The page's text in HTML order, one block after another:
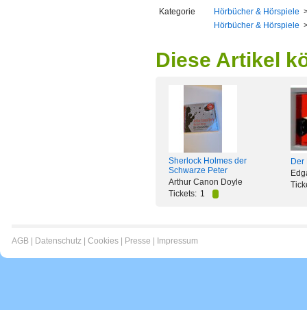
Kategorie Hörbücher & Hörspiele
Hörbücher & Hörspiele
Diese Artikel
Sherlock Holmes der
Schwarze Peter
Arthur Canon Doyle
Tickets: 1
Der
AGB Datenschutz Cookies Presse Impressum